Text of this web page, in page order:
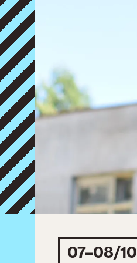
07–08/10